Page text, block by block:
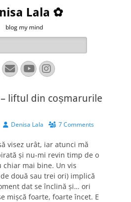
Lala ✿
blog my mind
EmailYouTube
Instagram
– liftul din coșmarurile
AuthorDenisa Lala 7 Comments
visez urât, iar atunci mă
și nu-mi revin timp de o
chiar mai bine. Un vis
două sau trei ori) implică
dat se înclină și… ori
mișcă foarte, foarte încet. E